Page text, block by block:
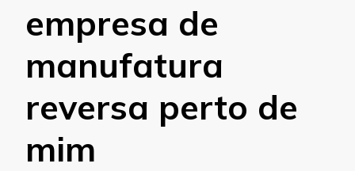
empresa de
manufatura
reversa perto de
mim